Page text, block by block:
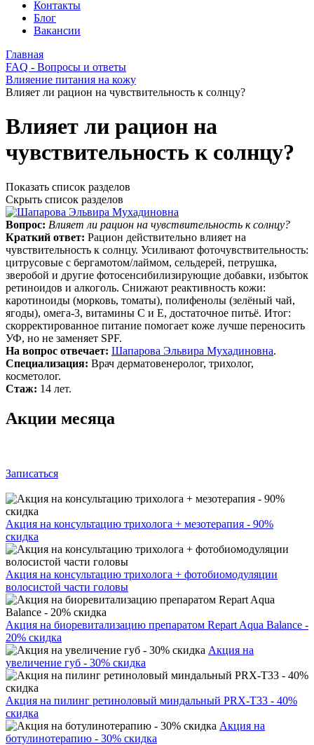
Контакты
Блог
Вакансии
Главная
FAQ - Вопросы и ответы
Влияение питания на кожу
Влияет ли рацион на чувствительность к солнцу?
Влияет ли рацион на
чувствительность к солнцу?
Показать список разделов
Скрыть список разделов
Вопрос: Влияет ли рацион на чувствительность к солнцу?
Краткий ответ: Рацион действительно влияет на
чувствительность к солнцу. Усиливают фоточувствительность:
цитрусовые с бергамотом/лаймом, сельдерей, петрушка,
зверобой и другие фотосенсибилизирующие добавки, избыток
ретиноидов и алкоголь. Снижают реактивность кожи:
каротиноиды (морковь, томаты), полифенолы (зелёный чай,
ягоды), омега‑3, витамины C и E, достаточное питьё. Итог:
скорректированное питание помогает коже лучше переносить
УФ, но не заменяет SPF.
На вопрос отвечает: Шапарова Эльвира Мухадиновна.
Специализация: Врач дерматовенеролог, трихолог,
косметолог.
Стаж: 14 лет.
Акции месяца
Записаться
Акция на консультацию трихолога + мезотерапия - 90%
скидка
Акция на консультацию трихолога + фотобиомодуляции
волосистой части головы
Акция на биоревитализацию препаратом Repart Aqua Balance -
20% скидка
Акция на
увеличение губ - 30% скидка
Акция на пилинг ретиноловый миндальный PRX-T33 - 40%
скидка
Акция на
ботулинотерапию - 30% скидка